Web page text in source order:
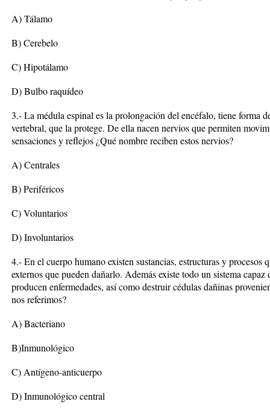
A) Tálamo
B) Cerebelo
C) Hipotálamo
D) Bulbo raquídeo
3.- La médula espinal es la prolongación del encéfalo, tiene forma
vertebral, que la protege. De ella nacen nervios que permiten
sensaciones y reflejos ¿Qué nombre reciben estos nervios?
A) Centrales
B) Periféricos
C) Voluntarios
D) Involuntarios
4.- En el cuerpo humano existen sustancias, estructuras y procesos
externos que pueden dañarlo. Además existe todo un sistema
producen enfermedades, así como destruir cédulas dañinas
nos referimos?
A) Bacteriano
B)Inmunológico
C) Antígeno-anticuerpo
D) Inmunológico central